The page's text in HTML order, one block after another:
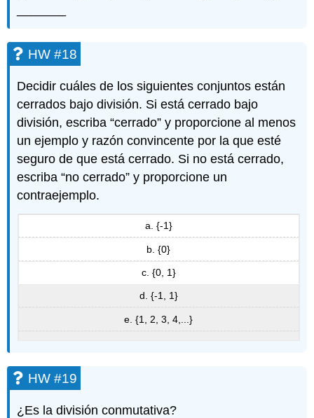
HW #18
Decidir cuáles de los siguientes conjuntos están
cerrados bajo división. Si está cerrado bajo
división, escriba “cerrado” y proporcione al menos
un ejemplo y razón convincente por la que esté
seguro de que está cerrado. Si no está cerrado,
escriba “no cerrado” y proporcione un
contraejemplo.
a. {-1}
b. {0}
c. {0, 1}
d. {-1, 1}
e. {1, 2, 3, 4,...}
HW #19
¿Es la división conmutativa?